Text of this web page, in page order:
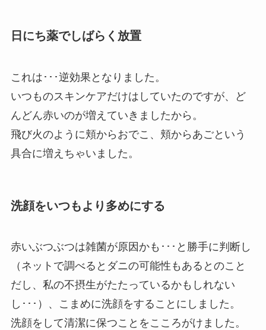
日にち薬でしばらく放置
これは･･･逆効果となりました。
いつものスキンケアだけはしていたのですが、ど
んどん赤いのが増えていきましたから。
飛び火のように頬からおでこ、頬からあごという
具合に増えちゃいました。
洗顔をいつもより多めにする
赤いぶつぶつは雑菌が原因かも･･･と勝手に判断し
（ネットで調べるとダニの可能性もあるとのこと
だし、私の不摂生がたたっているかもしれない
し･･･）、こまめに洗顔をすることにしました。
洗顔をして清潔に保つことをこころがけました。